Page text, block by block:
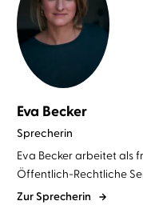
Eva Becker
Sprecherin
Eva Becker arbeitet als
Öffentlich-Rechtliche
Zur Sprecherin